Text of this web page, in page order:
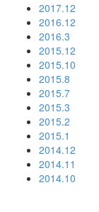
2017.12
2016.12
2016.3
2015.12
2015.10
2015.8
2015.7
2015.3
2015.2
2015.1
2014.12
2014.11
2014.10